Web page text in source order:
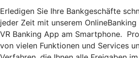
Erledigen Sie Ihre Bankgeschäfte
jeder Zeit mit unserem
VR Banking App am Smartphone.
von vielen Funktionen und Services